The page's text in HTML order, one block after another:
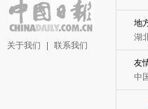
关于我们 联系我们
地
湖
友
中